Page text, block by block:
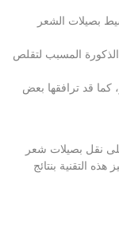
بصيلات الشعر
المسبب لتقلص
كما قد ترافقها بعض
نقل بصيلات شعر
التقنية بنتائج